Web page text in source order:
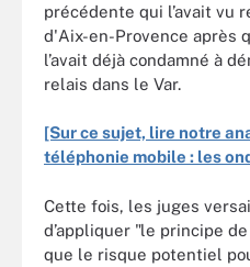
précédente qui l’avait vu
d'Aix-en-Provence après
l’avait déjà condamné à
relais dans le Var.
[Sur ce sujet, lire notre
téléphonie mobile : les
Cette fois, les juges
d’appliquer "le principe
que le risque potentiel